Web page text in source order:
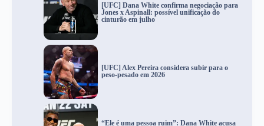
[UFC] Dana White confirma negociação para
Jones x Aspinall: possível unificação do
cinturão em julho
[UFC] Alex Pereira considera subir para o
peso-pesado em 2026
“Ele é uma pessoa ruim”: Dana White acusa